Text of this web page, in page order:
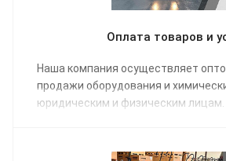
Оплата товаров и
Наша компания осуществляет
продажи оборудования и
юридическим и физическим лицам.